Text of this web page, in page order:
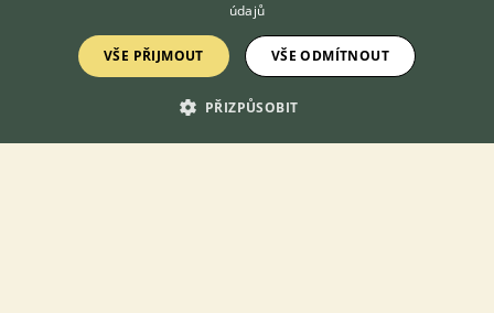
KONTAKT DO REDAKCE WEBU
redakce@ifauna.cz
údajů
VŠE PŘIJMOUT VŠE ODMÍTNOUT
PŘIZPŮSOBIT